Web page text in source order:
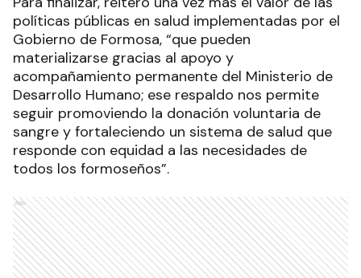
políticas públicas en salud implementadas por el
Gobierno de Formosa, “que pueden
materializarse gracias al apoyo y
acompañamiento permanente del Ministerio de
Desarrollo Humano; ese respaldo nos permite
seguir promoviendo la donación voluntaria de
sangre y fortaleciendo un sistema de salud que
responde con equidad a las necesidades de
todos los formoseños”.
Ads